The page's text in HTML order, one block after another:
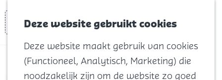
Deze website gebruikt cookies
Deze website maakt gebruik van cookies
(Functioneel, Analytisch, Marketing) die
noodzakelijk zijn om de website zo goed
Menu
Zoeken
Naar het
Natuur
Cultuur en
vermaak